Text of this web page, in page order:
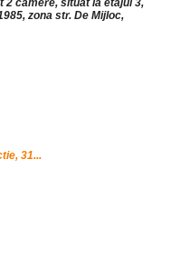
2 camere, situat la etajul 3,
zona str. De Mijloc,
31...